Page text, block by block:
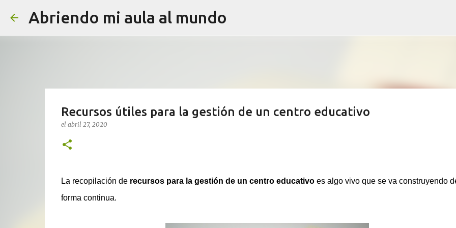
Abriendo mi aula al mundo
Recursos útiles para la gestión de un centro educativo
el abril 27, 2020
La recopilación de recursos para la gestión de un centro educativoes algo vivo que se va construyendo
forma continua.